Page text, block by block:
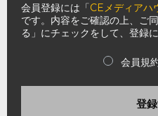
会員登録には「CEメディアハ
です。内容をご確認の上、ご
る」にチェックをして、登録
会員規
登